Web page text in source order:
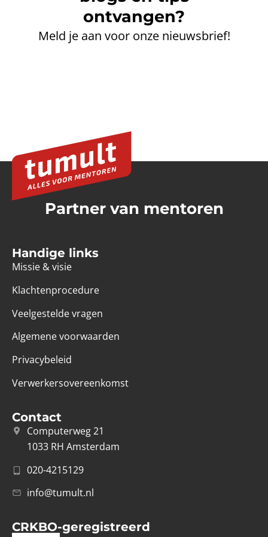
ontvangen?
Meld je aan voor onze nieuwsbrief!
Partner van mentoren
Handige links
Missie & visie
Klachtenprocedure
Veelgestelde vragen
Algemene voorwaarden
Privacybeleid
Verwerkersovereenkomst
Contact
Computerweg 21
1033 RH Amsterdam
020-4215129
info@tumult.nl
CRKBO-geregistreerd